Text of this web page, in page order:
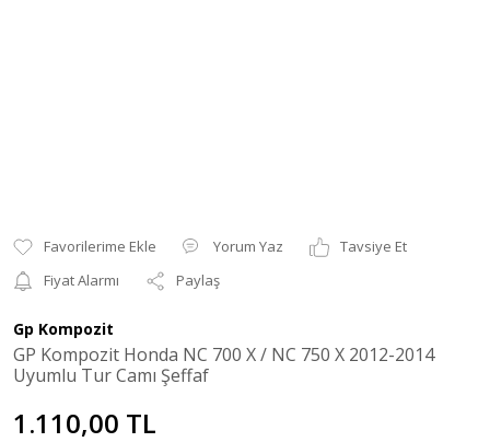
Yorum Yaz
Tavsiye Et
Fiyat Alarmı
Paylaş
Gp Kompozit
GP Kompozit Honda NC 700 X / NC 750 X 2012-2014
Uyumlu Tur Camı Şeffaf
1.110,00 TL